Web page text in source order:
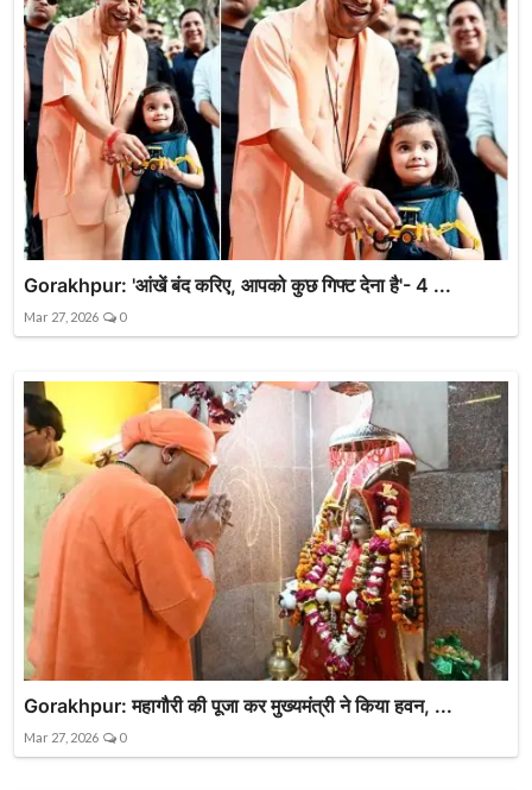
Gorakhpur: 'आंखें बंद करिए, आपको कुछ गिफ्ट देना है'- 4 ...
Mar 27, 2026 0
Gorakhpur: महागौरी की पूजा कर मुख्यमंत्री ने किया हवन, ...
Mar 27, 2026 0